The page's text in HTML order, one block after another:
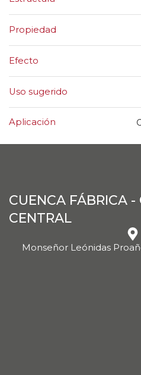
Propiedad
Efecto
Uso sugerido
Aplicación
CUENCA FÁBRICA -
CENTRAL
Monseñor Leónidas